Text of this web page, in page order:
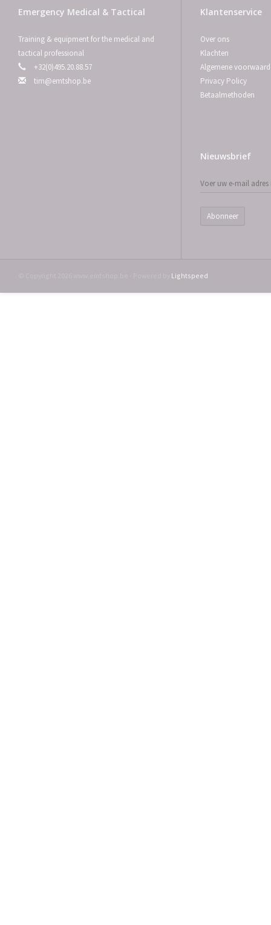
Emergency Medical & Tactical
Training & equipment for the medical and
tactical professional
+32(0)495.20.88.57
tim@emtshop.be
Klantenservice
Over ons
Klachten
Algemene
Privacy Policy
Betaalmethoden
Nieuwsbrief
Abonneer
Lightspeed